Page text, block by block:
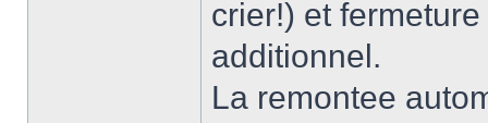
crier!) et
additionnel.
La remontee